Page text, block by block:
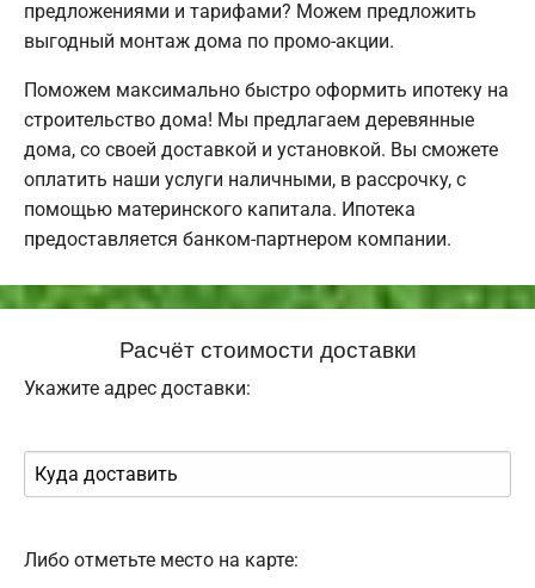
предложениями и тарифами? Можем предложить
выгодный монтаж дома по промо-акции.
Поможем максимально быстро оформить ипотеку на
строительство дома! Мы предлагаем деревянные
дома, со своей доставкой и установкой. Вы сможете
оплатить наши услуги наличными, в рассрочку, с
помощью материнского капитала. Ипотека
предоставляется банком-партнером компании.
Расчёт стоимости доставки
Укажите адрес доставки:
Либо отметьте место на карте: